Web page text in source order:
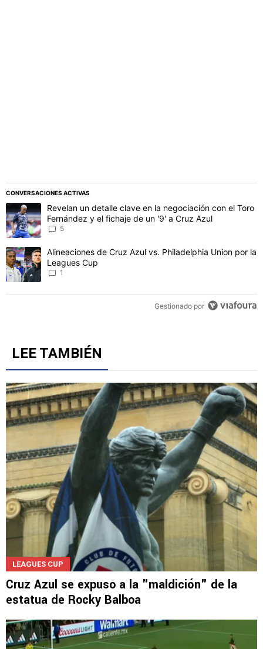
CONVERSACIONES ACTIVAS
Este listado muestra los artículos con más comentarios en los
Un artículo de tendencia con el título "Revelan un detalle clave
Revelan un detalle clave en la negociación con el Toro
Fernández y el fichaje de un '9' a Cruz Azul
5
Un artículo de tendencia con el título "Alineaciones de Cruz Azul
Alineaciones de Cruz Azul vs. Philadelphia Union por la
Leagues Cup
1
Gestionado por
LEE TAMBIÉN
LEAGUES CUP
Cruz Azul se expuso a la "maldición" de la
estatua de Rocky Balboa